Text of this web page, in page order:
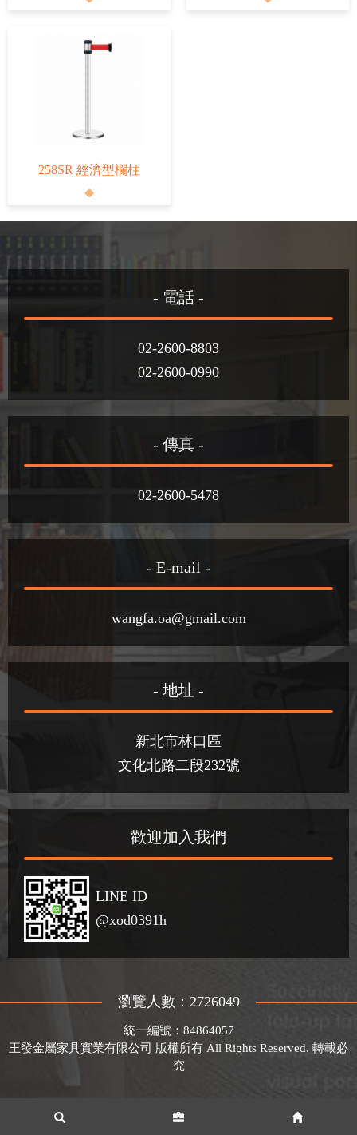
258SR 經濟型欄柱
- 電話 -
02-2600-8803
02-2600-0990
- 傳真 -
02-2600-5478
- E-mail -
wangfa.oa@gmail.com
- 地址 -
新北市林口區
文化北路二段232號
歡迎加入我們
LINE ID
@xod0391h
瀏覽人數：2726049
統一編號：84864057
王發金屬家具實業有限公司 版權所有 All Rights Reserved. 轉載必
究